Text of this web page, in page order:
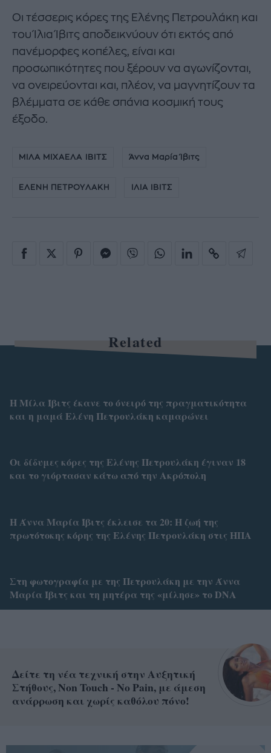
Οι τέσσερις κόρες της Ελένης Πετρουλάκη και
του Ίλια Ίβιτς αποδεικνύουν ότι εκτός από
πανέμορφες κοπέλες, είναι και
προσωπικότητες που ξέρουν να αγωνίζονται,
να ονειρεύονται και, πλέον, να μαγνητίζουν τα
βλέμματα σε κάθε σπάνια κοσμική τους
έξοδο.
ΜΙΛΑ ΜΙΧΑΕΛΑ ΙΒΙΤΣ Άννα Μαρία Ίβιτς
ΕΛΕΝΗ ΠΕΤΡΟΥΛΑΚΗ ΙΛΙΑ ΙΒΙΤΣ
Related
Η Μίλα Ίβιτς έκανε το όνειρό της πραγματικότητα
και η μαμά Ελένη Πετρουλάκη καμαρώνει
Οι δίδυμες κόρες της Ελένης Πετρουλάκη έγιναν 18
και το γιόρτασαν κάτω από την Ακρόπολη
Η Άννα Μαρία Ίβιτς έκλεισε τα 20: Η ζωή της
πρωτότοκης κόρης της Ελένης Πετρουλάκη στις ΗΠΑ
Στη φωτογραφία με της Πετρουλάκη με την Άννα
Μαρία Ίβιτς και τη μητέρα της «μίλησε» το DNA
Δείτε τη νέα τεχνική στην Αυξητική
Στήθους, Non Touch - No Pain, με άμεση
ανάρρωση και χωρίς καθόλου πόνο!